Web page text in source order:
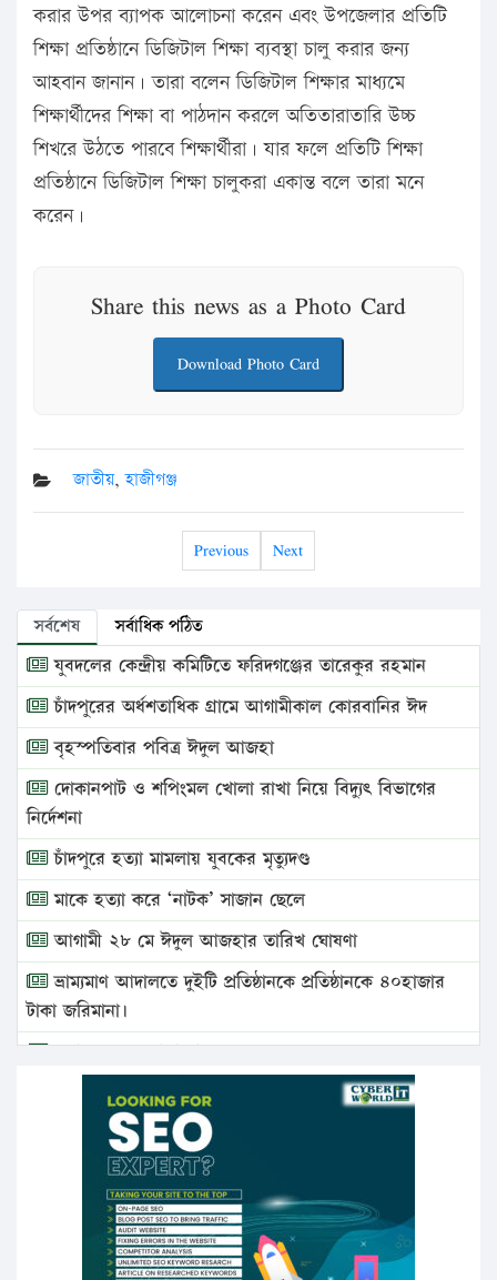
করার উপর ব্যাপক আলোচনা করেন এবং উপজেলার প্রতিটি
শিক্ষা প্রতিষ্ঠানে ডিজিটাল শিক্ষা ব্যবস্থা চালু করার জন্য
আহবান জানান। তারা বলেন ডিজিটাল শিক্ষার মাধ্যমে
শিক্ষার্থীদের শিক্ষা বা পাঠদান করলে অতিতারাতারি উচ্চ
শিখরে উঠতে পারবে শিক্ষার্থীরা। যার ফলে প্রতিটি শিক্ষা
প্রতিষ্ঠানে ডিজিটাল শিক্ষা চালুকরা একান্ত বলে তারা মনে
করেন।
Share this news as a Photo Card
Download Photo Card
জাতীয়,হাজীগঞ্জ
Previous Next
সর্বশেষ সর্বাধিক পঠিত
যুবদলের কেন্দ্রীয় কমিটিতে ফরিদগঞ্জের তারেকুর রহমান
চাঁদপুরের অর্ধশতাধিক গ্রামে আগামীকাল কোরবানির ঈদ
বৃহস্পতিবার পবিত্র ঈদুল আজহা
দোকানপাট ও শপিংমল খোলা রাখা নিয়ে বিদ্যুৎ বিভাগের
নির্দেশনা
চাঁদপুরে হত্যা মামলায় যুবকের মৃত্যুদণ্ড
মাকে হত্যা করে ‘নাটক’ সাজান ছেলে
আগামী ২৮ মে ঈদুল আজহার তারিখ ঘোষণা
ভ্রাম্যমাণ আদালতে দুইটি প্রতিষ্ঠানকে প্রতিষ্ঠানকে ৪০হাজার
টাকা জরিমানা।
এবার লঞ্চের ভাড়া বাড়ল
১৭ থেকে ২১ শতাংশ বিদ্যুতের দাম বাড়ানোর প্রস্তাব পিডিবির
১৬ মে চাঁদপুর ও ২৫ মে ফেনী সফরে যাবেন প্রধানমন্ত্রী
উচ্চশিক্ষায় গৌরবময় অর্জন: পূর্ণ স্কলারশিপে যুক্তরাষ্ট্রে
পিএইচডি করছেন কুয়েটের কৃতি…
সারা দেশে বজ্রাঘাতে ১৪ জনের প্রাণহানি